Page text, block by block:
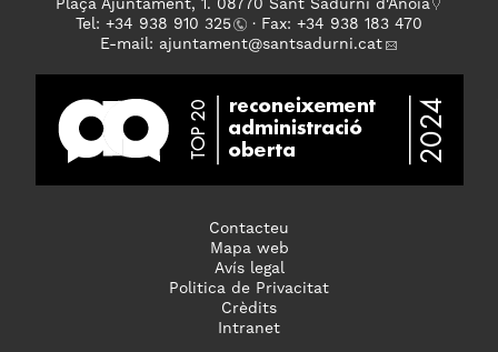
Plaça Ajuntament, 1. 08770 Sant Sadurní d'Anoia
Tel: +34 938 910 325
· Fax: +34 938 183 470
E-mail: ajuntament@santsadurni.cat
Contacteu
Mapa web
Avís legal
Politica de Privacitat
Crèdits
Intranet